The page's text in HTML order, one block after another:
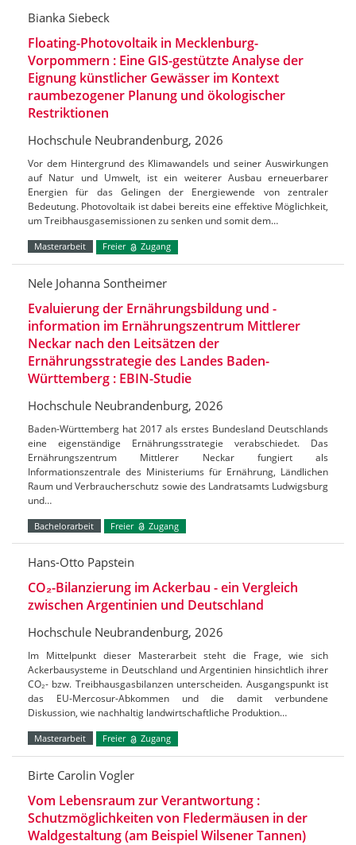
Bianka Siebeck
Floating-Photovoltaik in Mecklenburg-
Vorpommern : Eine GIS-gestützte Analyse der
Eignung künstlicher Gewässer im Kontext
raumbezogener Planung und ökologischer
Restriktionen
Hochschule Neubrandenburg, 2026
Vor dem Hintergrund des Klimawandels und seiner Auswirkungen
auf Natur und Umwelt, ist ein weiterer Ausbau erneuerbarer
Energien für das Gelingen der Energiewende von zentraler
Bedeutung. Photovoltaik ist dabei bereits eine effektive Möglichkeit,
um Treibhausgasemissionen zu senken und somit dem…
Masterarbeit Freier Zugang
Nele Johanna Sontheimer
Evaluierung der Ernährungsbildung und -
information im Ernährungszentrum Mittlerer
Neckar nach den Leitsätzen der
Ernährungsstrategie des Landes Baden-
Württemberg : EBIN-Studie
Hochschule Neubrandenburg, 2026
Baden-Württemberg hat 2017 als erstes Bundesland Deutschlands
eine eigenständige Ernährungsstrategie verabschiedet. Das
Ernährungszentrum Mittlerer Neckar fungiert als
Informationszentrale des Ministeriums für Ernährung, Ländlichen
Raum und Verbraucherschutz sowie des Landratsamts Ludwigsburg
und…
Bachelorarbeit Freier Zugang
Hans-Otto Papstein
CO₂-Bilanzierung im Ackerbau - ein Vergleich
zwischen Argentinien und Deutschland
Hochschule Neubrandenburg, 2026
Im Mittelpunkt dieser Masterarbeit steht die Frage, wie sich
Ackerbausysteme in Deutschland und Argentinien hinsichtlich ihrer
CO₂- bzw. Treibhausgasbilanzen unterscheiden. Ausgangspunkt ist
das EU-Mercosur-Abkommen und die damit verbundene
Diskussion, wie nachhaltig landwirtschaftliche Produktion…
Masterarbeit Freier Zugang
Birte Carolin Vogler
Vom Lebensraum zur Verantwortung :
Schutzmöglichkeiten von Fledermäusen in der
Waldgestaltung (am Beispiel Wilsener Tannen)